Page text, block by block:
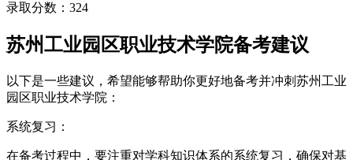
录取分数：324
苏州工业园区职业技术学院备考建议
以下是一些建议，希望能够帮助你更好地备考并冲刺苏州工业
园区职业技术学院：
系统复习：
在备考过程中，要注重对学科知识体系的系统复习，确保对基